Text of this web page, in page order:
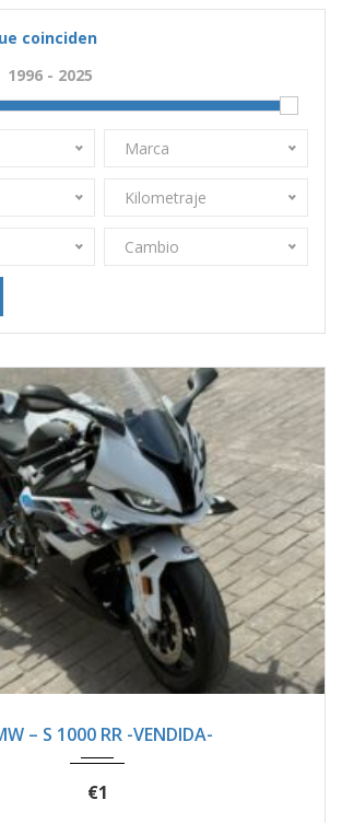
coinciden
Marca
Kilometraje
Cambio
– S 1000 RR -VENDIDA-
€1